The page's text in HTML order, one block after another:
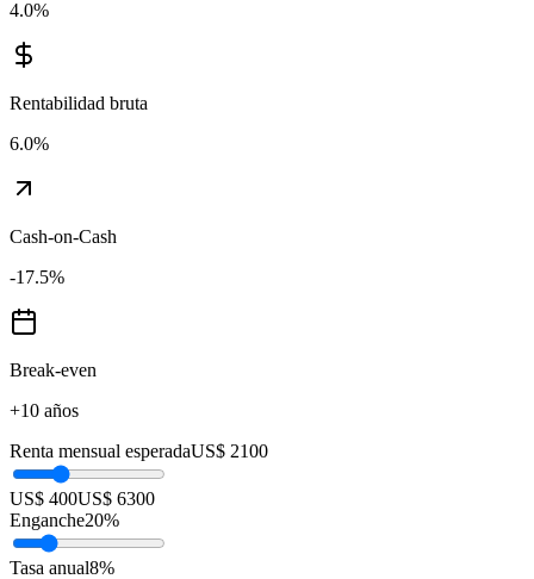
4.0%
Rentabilidad bruta
6.0%
Cash-on-Cash
-17.5%
Break-even
+10 años
Renta mensual esperadaUS$ 2100
US$ 400US$ 6300
Enganche20%
Tasa anual8%